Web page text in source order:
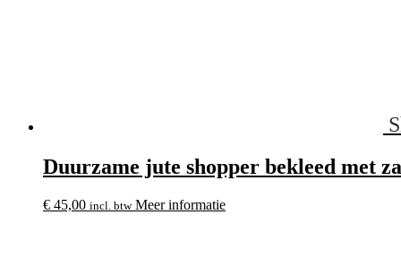
Duurzame jute shopper bekleed met
€ 45,00 incl. btw Meer informatie